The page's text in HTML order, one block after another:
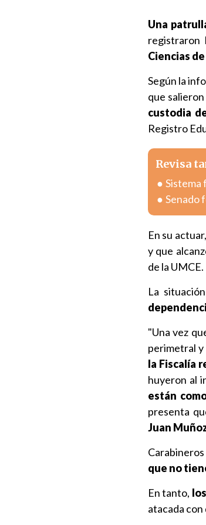
Una
registraron
Ciencias
Según la
que
custodia
Registro
Revisa
Sistema
Senado
En su actuar,
y que
de la UMCE.
La
"Una vez
perimetral y
la Fiscalía
huyeron al
están
presenta
Juan
que no
En tanto,
atacada